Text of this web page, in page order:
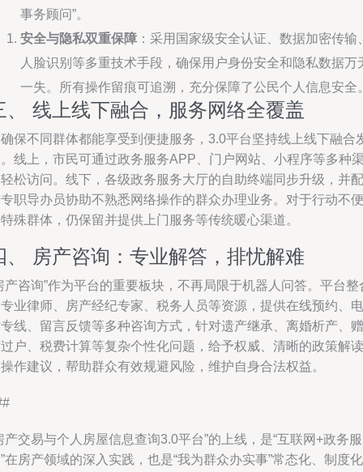
事务顾问”。
安全与隐私双重保障 ：采用国家级安全认证、数据加密传输
人脸识别等多重技术手段，确保用户身份安全和隐私数据万
一失。所有操作留痕可追溯，充分保障了公民个人信息安全
、 线上线下融合，服务网络全覆盖
保不同群体都能享受到便捷服务，3.0平台坚持线上线下融合
线上，市民可通过政务服务APP、门户网站、小程序等多种
松访问。线下，各级政务服务大厅的自助终端同步升级，并配
职导办员协助不熟悉网络操作的群众办理业务。对于行动不便
殊群体，仍保留并提供上门服务等传统暖心渠道。
、 房产咨询：专业解答，排忧解难
产咨询”作为平台的重要板块，不再局限于机器人问答。平台整
业律师、房产经纪专家、税务人员等资源，提供在线预约、电
线、留言反馈等多种咨询方式，针对遗产继承、离婚析产、赠
户、税费计算等复杂个性化问题，给予权威、清晰的政策解读
作建议，帮助群众有效规避风险，维护自身合法权益。
产交易与个人房屋信息查询3.0平台”的上线，是“互联网+政务服
在房产领域的深入实践，也是“我为群众办实事”常态化、制度化